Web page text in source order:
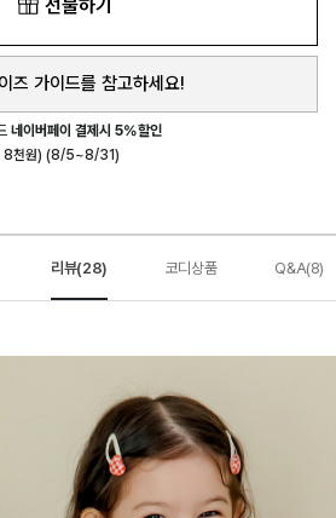
선물하기
즈 가이드를 참고하세요!
네이버페이 결제시 5%할인
8천원) (8/5~8/31)
리뷰(28) 코디상품 Q&A(8)